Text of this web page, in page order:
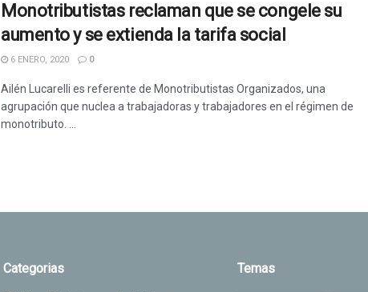
Monotributistas reclaman que se congele su
aumento y se extienda la tarifa social
6 ENERO, 2020 0
Ailén Lucarelli es referente de Monotributistas Organizados, una
agrupación que nuclea a trabajadoras y trabajadores en el régimen de
monotributo. ...
Categorias Temas